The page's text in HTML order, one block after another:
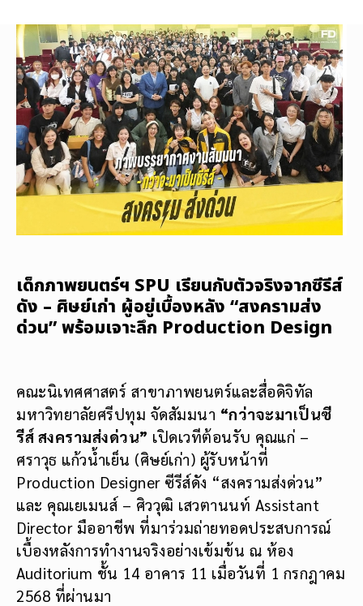
เด็กภาพยนตร์ฯ SPU เรียนกับตัวจริงจากซีรีส์
ดัง – ศิษย์เก่า ผู้อยู่เบื้องหลัง “สงครามส่ง
ด่วน” พร้อมเจาะลึก Production Design
คณะนิเทศศาสตร์ สาขาภาพยนตร์และสื่อดิจิทัล
มหาวิทยาลัยศรีปทุม จัดสัมมนา “กว่าจะมาเป็นซี
รีส์ สงครามส่งด่วน” เปิดเวทีต้อนรับ คุณแก่ –
ศราวุธ แก้วน้ำเย็น (ศิษย์เก่า) ผู้รับหน้าที่
Production Designer ซีรีส์ดัง “สงครามส่งด่วน”
และ คุณเยเมนส์ – ศิววุฒิ เสวตานนท์ Assistant
Director มืออาชีพ ที่มาร่วมถ่ายทอดประสบการณ์
เบื้องหลังการทำงานจริงอย่างเข้มข้น ณ ห้อง
Auditorium ชั้น 14 อาคาร 11 เมื่อวันที่ 1 กรกฎาคม
2568 ที่ผ่านมา